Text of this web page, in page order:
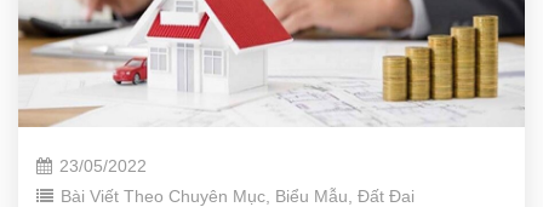
23/05/2022
Bài Viết Theo Chuyên Mục Biểu Mẫu Đất Đai